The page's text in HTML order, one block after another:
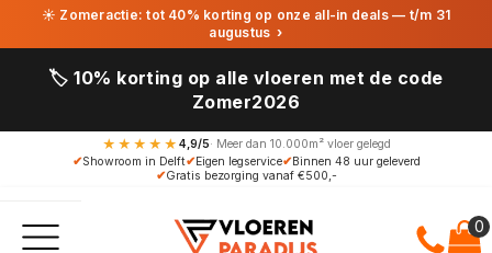
☀ Zomeractie: tot 40% korting op onze all-in deals — t/m 31
augustus ›
🏷️ 10% korting op alle vloeren met de code
Zomer2026
★★★★★ 4,9/5· Meer dan 10.000m² vloer gelegd
✔Showroom in Delft✔Eigen legservice✔Binnen 48 uur geleverd
✔Gratis bezorging vanaf €500,-